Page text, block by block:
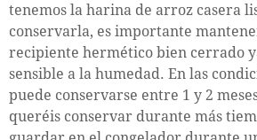
tenemos la harina de arroz casera
conservarla, es importante
recipiente hermético bien cerrado
sensible a la humedad. En las
puede conservarse entre 1 y 2
queréis conservar durante más